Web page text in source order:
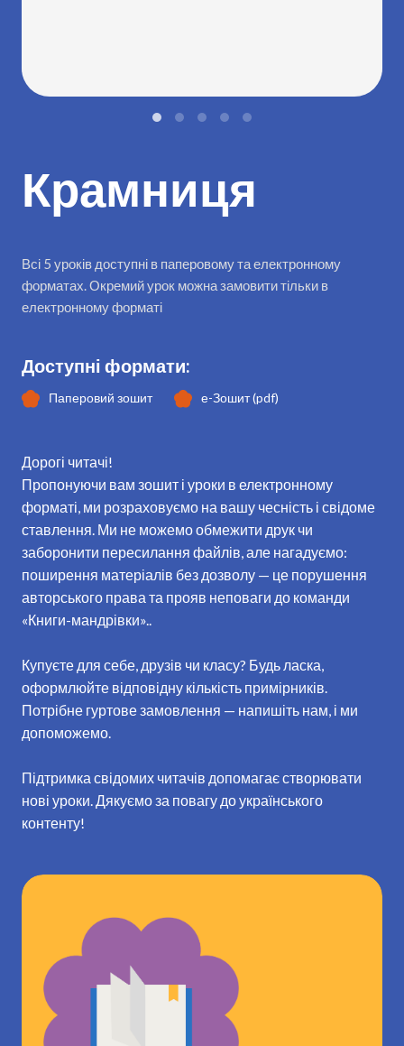
Крамниця
Всі 5 уроків доступні в паперовому та електронному
форматах. Окремий урок можна замовити тільки в
електронному форматі
Доступні формати:
Паперовий зошит е-Зошит (pdf)
Дорогі читачі!
Пропонуючи вам зошит і уроки в електронному
форматі, ми розраховуємо на вашу чесність і свідоме
ставлення. Ми не можемо обмежити друк чи
заборонити пересилання файлів, але нагадуємо:
поширення матеріалів без дозволу — це порушення
авторського права та прояв неповаги до команди
«Книги-мандрівки»..
Купуєте для себе, друзів чи класу? Будь ласка,
оформлюйте відповідну кількість примірників.
Потрібне гуртове замовлення — напишіть нам, і ми
допоможемо.
Підтримка свідомих читачів допомагає створювати
нові уроки. Дякуємо за повагу до українського
контенту!